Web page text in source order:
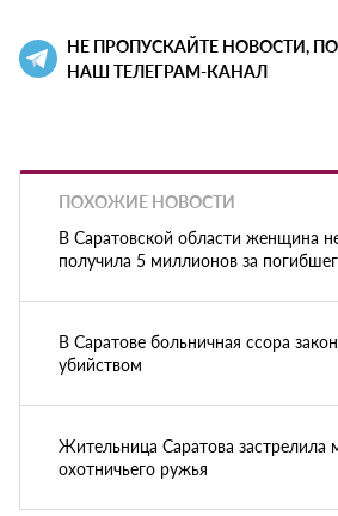
НЕ ПРОПУСКАЙТЕ НОВОСТИ,
НАШ ТЕЛЕГРАМ-КАНАЛ
ПОХОЖИЕ НОВОСТИ
В Саратовской области женщина
получила 5 миллионов за
В Саратове больничная ссора
убийством
Жительница Саратова застрелила
охотничьего ружья